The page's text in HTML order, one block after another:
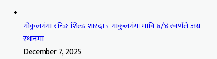
गोकुलगंगा रनिङ शिल्ड शारदा र गाकुलगंगा मावि ४/४ स्वर्णले अग्र
स्थानमा
December 7, 2025